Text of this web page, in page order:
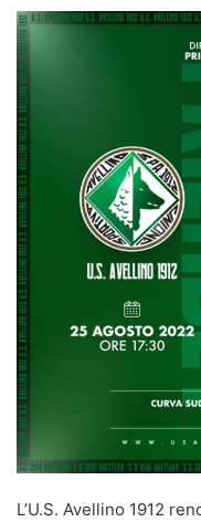
L’U.S. Avellino 1912